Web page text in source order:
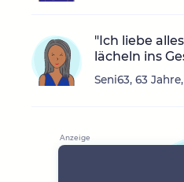
"Ich liebe
lächeln ins
Seni63, 63